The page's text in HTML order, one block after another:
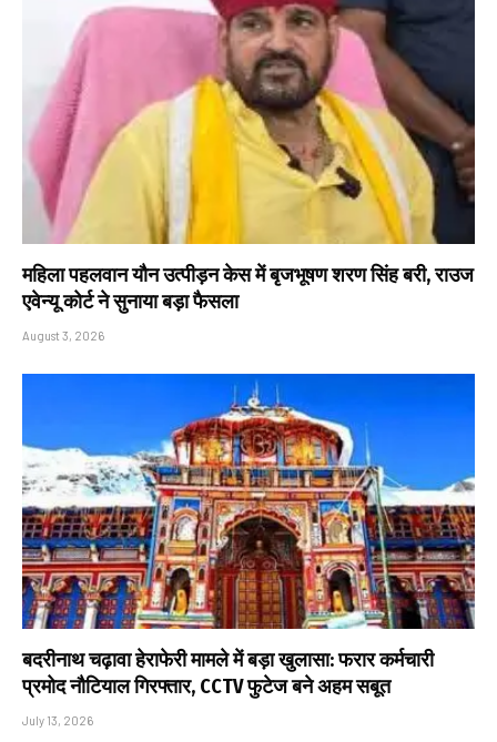
महिला पहलवान यौन उत्पीड़न केस में बृजभूषण शरण सिंह बरी, राउज
एवेन्यू कोर्ट ने सुनाया बड़ा फैसला
August 3, 2026
बदरीनाथ चढ़ावा हेराफेरी मामले में बड़ा खुलासा: फरार कर्मचारी
प्रमोद नौटियाल गिरफ्तार, CCTV फुटेज बने अहम सबूत
July 13, 2026